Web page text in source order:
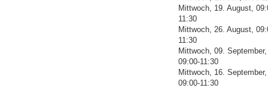
Mittwoch, 19. August,
11:30
Mittwoch, 26. August,
11:30
Mittwoch, 09. September,
09:00-11:30
Mittwoch, 16. September,
09:00-11:30